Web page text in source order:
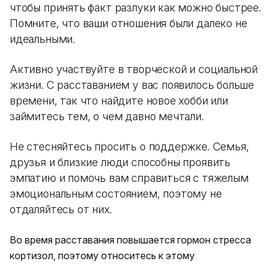
чтобы принять факт разлуки как можно быстрее.
Помните, что ваши отношения были далеко не
идеальными.
Активно участвуйте в творческой и социальной
жизни. С расставанием у вас появилось больше
времени, так что найдите новое хобби или
займитесь тем, о чем давно мечтали.
Не стесняйтесь просить о поддержке. Семья,
друзья и близкие люди способны проявить
эмпатию и помочь вам справиться с тяжелым
эмоциональным состоянием, поэтому не
отдаляйтесь от них.
Во время расставания повышается гормон стресса
кортизол, поэтому относитесь к этому